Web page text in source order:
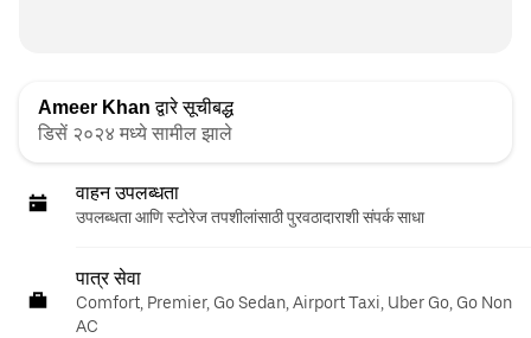
Ameer Khan द्वारे सूचीबद्ध
डिसें २०२४ मध्ये सामील झाले
वाहन उपलब्धता
उपलब्धता आणि स्टोरेज तपशीलांसाठी पुरवठादाराशी संपर्क साधा
पात्र सेवा
Comfort, Premier, Go Sedan, Airport Taxi, Uber Go, Go Non
AC